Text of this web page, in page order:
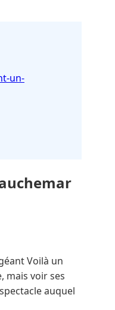
un-
Voilà un
mais voir ses
auquel